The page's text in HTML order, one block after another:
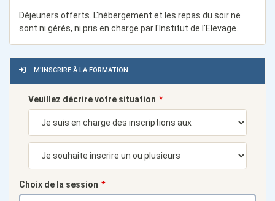
Déjeuners offerts. L'hébergement et les repas du soir ne
sont ni gérés, ni pris en charge par l'Institut de l'Elevage.
M'INSCRIRE À LA FORMATION
Veuillez décrire votre situation
Choix de la session